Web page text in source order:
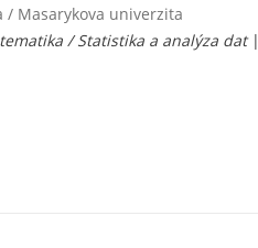
/ Masarykova univerzita
/ Statistika a analýza dat|